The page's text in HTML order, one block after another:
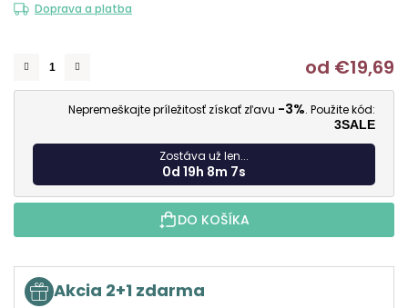
Doprava a platba
od €19,69
Nepremeškajte príležitosť získať zľavu -3%. Použite kód:
3SALE
Zostáva už len...
0d 19h 8m 6s
DO KOŠÍKA
Akcia 2+1 zdarma